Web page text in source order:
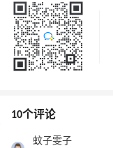
10个评论
蚊子雯子